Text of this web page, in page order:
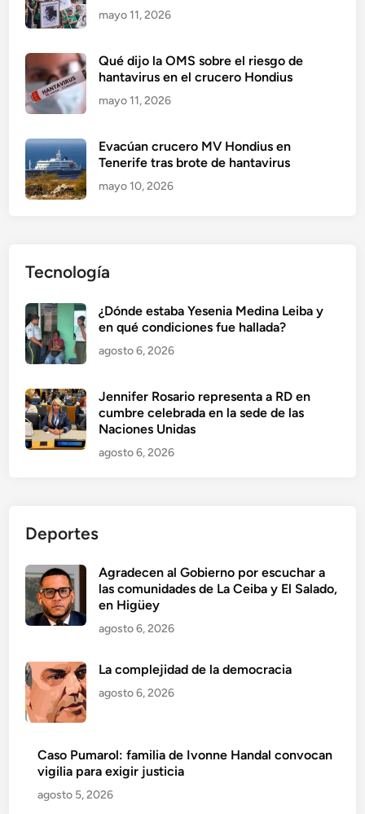
mayo 11, 2026
Qué dijo la OMS sobre el riesgo de
hantavirus en el crucero Hondius
mayo 11, 2026
Evacúan crucero MV Hondius en
Tenerife tras brote de hantavirus
mayo 10, 2026
Tecnología
¿Dónde estaba Yesenia Medina Leiba y
en qué condiciones fue hallada?
agosto 6, 2026
Jennifer Rosario representa a RD en
cumbre celebrada en la sede de las
Naciones Unidas
agosto 6, 2026
Deportes
Agradecen al Gobierno por escuchar a
las comunidades de La Ceiba y El Salado,
en Higüey
agosto 6, 2026
La complejidad de la democracia
agosto 6, 2026
Caso Pumarol: familia de Ivonne Handal convocan
vigilia para exigir justicia
agosto 5, 2026